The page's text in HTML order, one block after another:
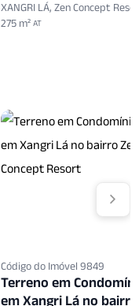
XANGRI LÁ, Zen Concept Resort
275 m² AT
Código do Imóvel 9849
Terreno em Condomínio
em Xangri Lá no bairro